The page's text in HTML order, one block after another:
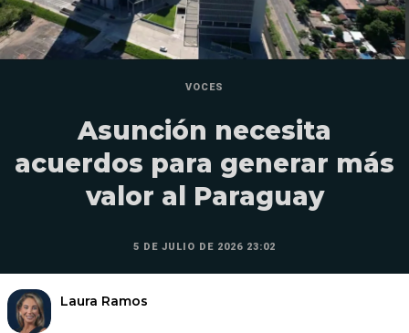
VOCES
Asunción necesita
acuerdos para generar más
valor al Paraguay
5 DE JULIO DE 2026 23:02
Laura Ramos